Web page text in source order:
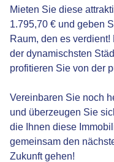
Mieten Sie diese
1.795,70 € und geben
Raum, den es
der dynamischsten
profitieren Sie von der
Vereinbaren Sie noch
und überzeugen Sie
die Ihnen diese
gemeinsam den
Zukunft gehen!